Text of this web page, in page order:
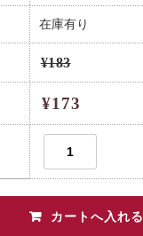
在庫有り
¥183
¥173